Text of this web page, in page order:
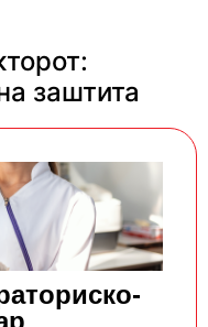
заштита